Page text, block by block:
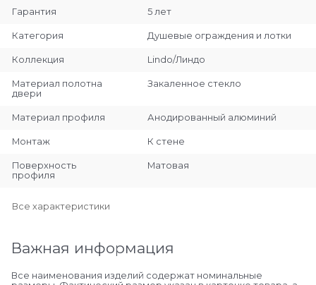
Гарантия 5 лет
Категория Душевые ограждения и лотки
Коллекция Lindo/Линдо
Материал полотна
двери
Закаленное стекло
Материал профиля Анодированный алюминий
Монтаж К стене
Поверхность
профиля
Матовая
Все характеристики
Важная информация
Все наименования изделий содержат номинальные